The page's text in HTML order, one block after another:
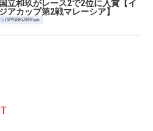
立和玖がレース2で2位に入賞【イ
アカップ第2戦マレーシア】
GP/SBK/JRR/etc